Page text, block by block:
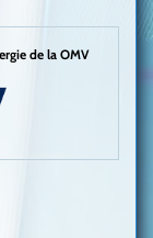
de la OMV